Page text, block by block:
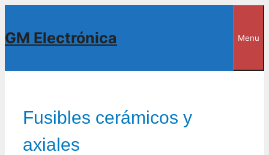
contenido
GM Electrónica Menu
Fusibles cerámicos y
axiales